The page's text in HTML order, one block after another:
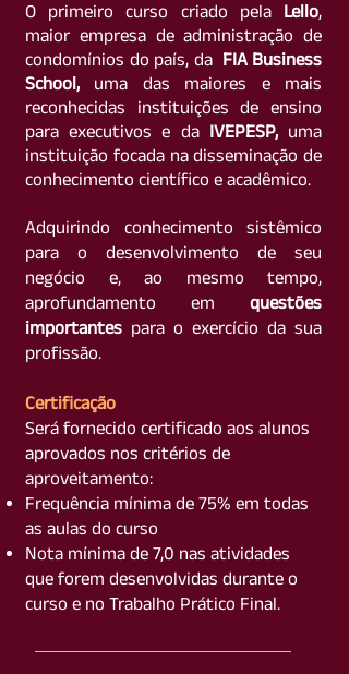
O primeiro curso criado pela Lello,
maior empresa de administração de
condomínios do país, da FIA Business
School, uma das maiores e mais
reconhecidas instituições de ensino
para executivos e da IVEPESP, uma
instituição focada na disseminação de
conhecimento científico e acadêmico.
Adquirindo conhecimento sistêmico
para o desenvolvimento de seu
negócio e, ao mesmo tempo,
aprofundamento em questões
importantes para o exercício da sua
profissão.
Certificação
Será fornecido certificado aos alunos
aprovados nos critérios de
aproveitamento:
Frequência mínima de 75% em todas
as aulas do curso
Nota mínima de 7,0 nas atividades
que forem desenvolvidas durante o
curso e no Trabalho Prático Final.